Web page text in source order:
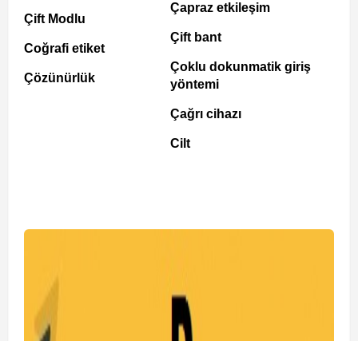
Çift Modlu
Coğrafi etiket
Çözünürlük
Çapraz etkileşim
Çift bant
Çoklu dokunmatik giriş
yöntemi
Çağrı cihazı
Cilt